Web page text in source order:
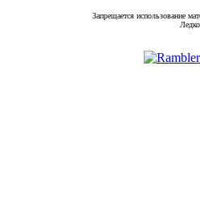
Запрещается использование